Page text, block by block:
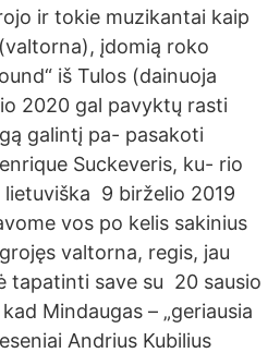
ir tokie muzikantai kaip
įdomią roko
iš Tulos (dainuoja
2020 gal pavyktų rasti
galintį pa- pasakoti
Suckeveris, ku- rio
lietuviška 9 birželio 2019
vos po kelis sakinius
valtorna, regis, jau
tapatinti save su 20 sausio
Mindaugas – „geriausia
Andrius Kubilius